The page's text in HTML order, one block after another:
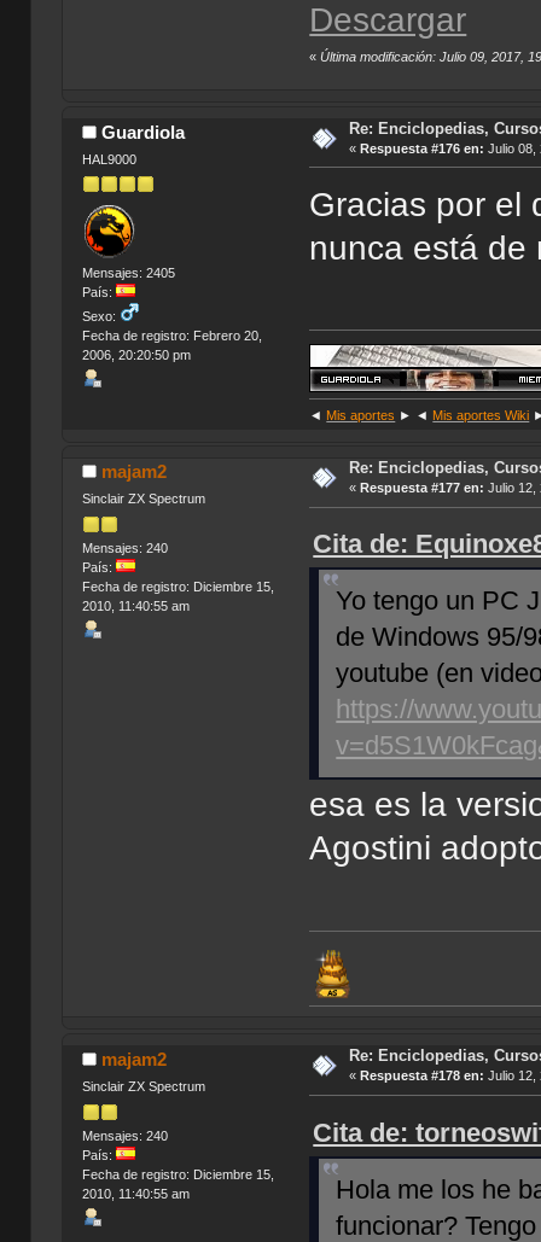
Descargar
«Última modificación: Julio 09, 2017,
Guardiola
HAL9000
Mensajes: 2405
País:
Sexo:
Fecha de registro: Febrero 20,
2006, 20:20:50 pm
Re: Enciclopedias,
« Respuesta #176 en: Julio 08,
Gracias por el
nunca está de
◄ Mis aportes ► ◄ Mis aportes Wiki
majam2
Sinclair ZX Spectrum
Mensajes: 240
País:
Fecha de registro: Diciembre 15,
2010, 11:40:55 am
Re: Enciclopedias,
« Respuesta #177 en: Julio 12,
Cita de:
Yo tengo un PC
de Windows 95/
youtube (en
https://
esa es la
Agostini
majam2
Sinclair ZX Spectrum
Mensajes: 240
País:
Fecha de registro: Diciembre 15,
2010, 11:40:55 am
Re: Enciclopedias,
« Respuesta #178 en: Julio 12,
Cita de:
Hola me los he
funcionar?